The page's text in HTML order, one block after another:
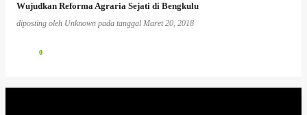
Wujudkan Reforma Agraria Sejati di Bengkulu
diposting oleh Unknown pada tanggal Maret 20, 2018
0